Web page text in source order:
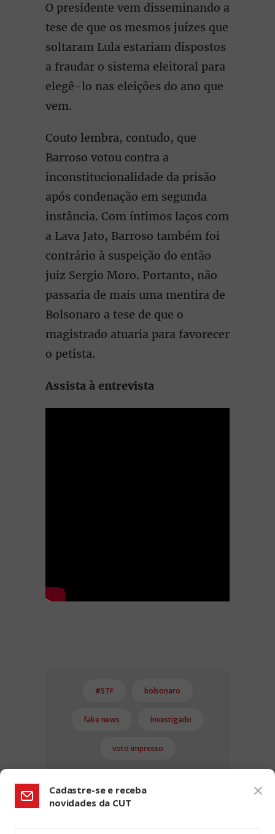
O presidente vem disseminando a
tese de que os mesmos juízes que
soltaram Lula estariam dispostos
a fraudar o sistema eleitoral para
elegê-lo nas eleições do ano que
vem.
Couto lembra, contudo, que
Barroso votou contra a
inconstitucionalidade da prisão
após condenação em segunda
instância. Com íntimos laços com
a Lava Jato, Barroso também foi
contrário à suspeição do então
juiz Sergio Moro. Portanto, não
passaria de mais uma mentira de
Bolsonaro a tese de que o
magistrado atuaria para favorecer
o petista.
Assista à entrevista
#STF bolsonaro
fake news investigado
voto impresso
Cadastre-se e receba
novidades da CUT